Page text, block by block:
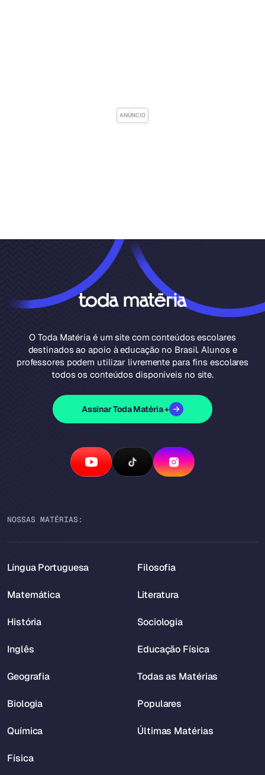
O Toda Matéria é um site com conteúdos escolares
destinados ao apoio à educação no Brasil. Alunos e
professores podem utilizar livremente para fins escolares
todos os conteúdos disponíveis no site.
Assinar Toda Matéria +
NOSSAS MATÉRIAS:
Língua Portuguesa
Matemática
História
Inglês
Geografia
Biologia
Química
Física
Filosofia
Literatura
Sociologia
Educação Física
Todas as Matérias
Populares
Últimas Matérias